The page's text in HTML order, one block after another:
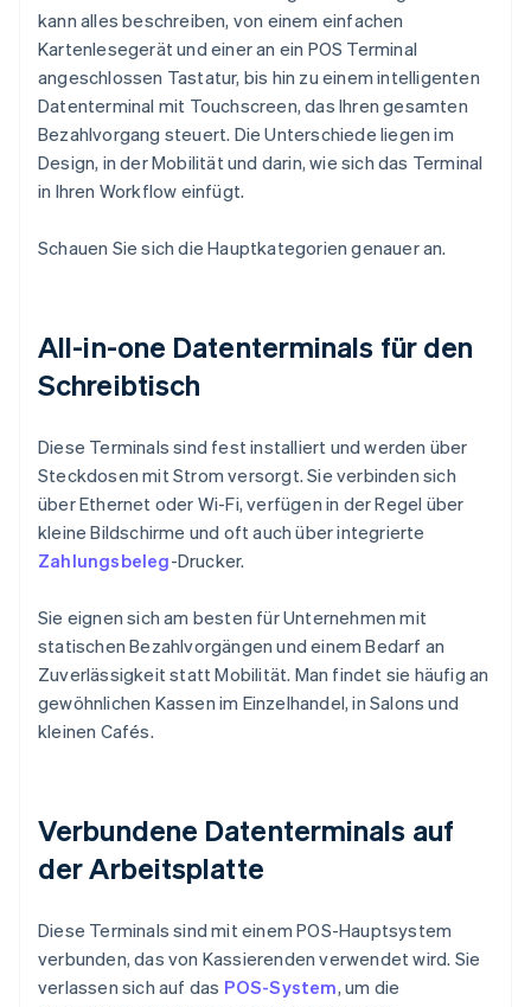
kann alles beschreiben, von einem einfachen
Kartenlesegerät und einer an ein POS Terminal
angeschlossen Tastatur, bis hin zu einem intelligenten
Datenterminal mit Touchscreen, das Ihren gesamten
Bezahlvorgang steuert. Die Unterschiede liegen im
Design, in der Mobilität und darin, wie sich das Terminal
in Ihren Workflow einfügt.
Schauen Sie sich die Hauptkategorien genauer an.
All-in-one Datenterminals für den
Schreibtisch
Diese Terminals sind fest installiert und werden über
Steckdosen mit Strom versorgt. Sie verbinden sich
über Ethernet oder Wi-Fi, verfügen in der Regel über
kleine Bildschirme und oft auch über integrierte
Zahlungsbeleg-Drucker.
Sie eignen sich am besten für Unternehmen mit
statischen Bezahlvorgängen und einem Bedarf an
Zuverlässigkeit statt Mobilität. Man findet sie häufig an
gewöhnlichen Kassen im Einzelhandel, in Salons und
kleinen Cafés.
Verbundene Datenterminals auf
der Arbeitsplatte
Diese Terminals sind mit einem POS-Hauptsystem
verbunden, das von Kassierenden verwendet wird. Sie
verlassen sich auf das POS-System, um die